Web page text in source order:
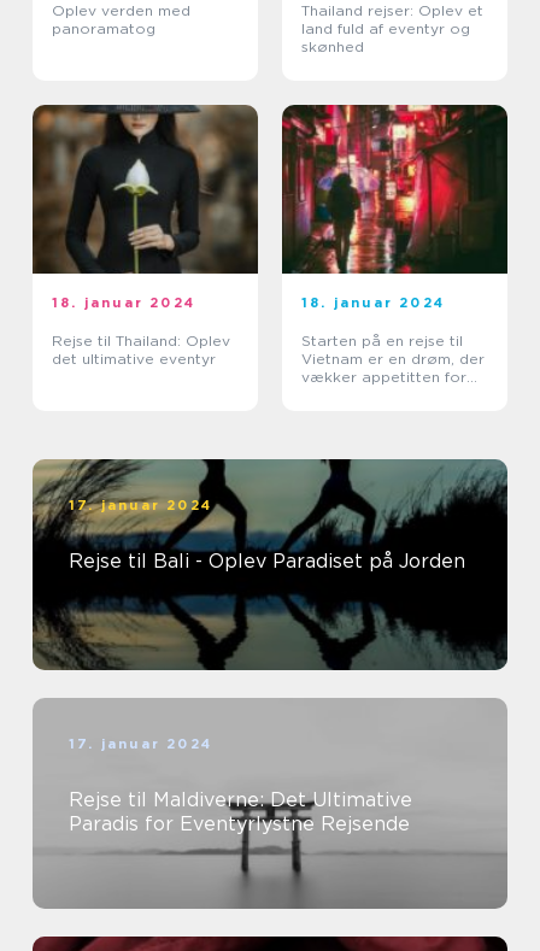
Oplev verden med
panoramatog
Thailand rejser: Oplev et
land fuld af eventyr og
skønhed
18. januar 2024
Rejse til Thailand: Oplev
det ultimative eventyr
18. januar 2024
Starten på en rejse til
Vietnam er en drøm, der
vækker appetitten for
17. januar 2024
Rejse til Bali - Oplev Paradiset på Jorden
17. januar 2024
Rejse til Maldiverne: Det Ultimative
Paradis for Eventyrlystne Rejsende